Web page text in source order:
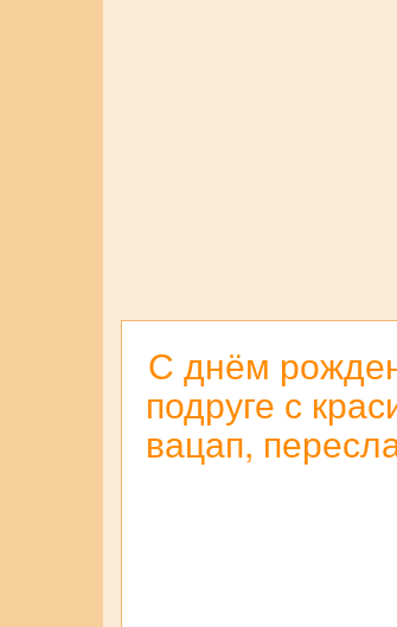
С днём
подруге с
вацап,